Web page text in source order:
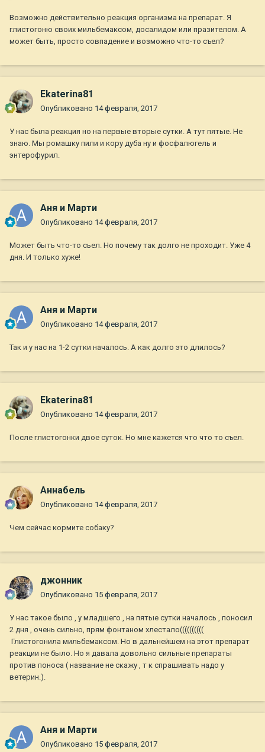
Возможно действительно реакция организма на препарат. Я
глистогоню своих мильбемаксом, досалидом или празителом. А
может быть, просто совпадение и возможно что-то съел?
Ekaterina81
Опубликовано 14 февраля, 2017
У нас была реакция но на первые вторые сутки. А тут пятые. Не
знаю. Мы ромашку пили и кору дуба ну и фосфалюгель и
энтерофурил.
Аня и Марти
Опубликовано 14 февраля, 2017
Может быть что-то сьел. Но почему так долго не проходит. Уже 4
дня. И только хуже!
Аня и Марти
Опубликовано 14 февраля, 2017
Так и у нас на 1-2 сутки началось. А как долго это длилось?
Ekaterina81
Опубликовано 14 февраля, 2017
После глистогонки двое суток. Но мне кажется что что то съел.
Aннaбель
Опубликовано 14 февраля, 2017
Чем сейчас кормите собаку?
джонник
Опубликовано 15 февраля, 2017
У нас такое было , у младшего , на пятые сутки началось , поносил
2 дня , очень сильно, прям фонтаном хлестало((((((((((
Глистогонила мильбемаксом. Но в дальнейшем на этот препарат
реакции не было. Но я давала довольно сильные препараты
против поноса ( название не скажу , т к спрашивать надо у
ветерин.).
Аня и Марти
Опубликовано 15 февраля, 2017